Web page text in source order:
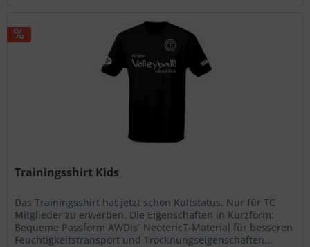
Trainingsshirt Kids
Das Trainingsshirt hat jetzt schon Kultstatus. Nur für TC
Mitglieder zu erwerben. Die Eigenschaften in Kurzform:
Bequeme Passform AWDis` NeotericT-Material für besseren
Feuchtigkeitstransport und Trocknungseigenschaften...